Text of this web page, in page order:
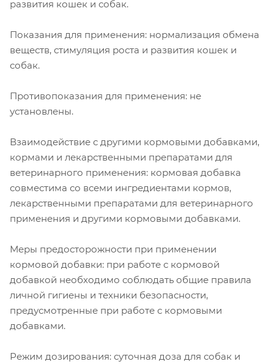
развития кошек и собак.
Показания для применения: нормализация обмена
веществ, стимуляция роста и развития кошек и
собак.
Противопоказания для применения: не
установлены.
Взаимодействие с другими кормовыми добавками,
кормами и лекарственными препаратами для
ветеринарного применения: кормовая добавка
совместима со всеми ингредиентами кормов,
лекарственными препаратами для ветеринарного
применения и другими кормовыми добавками.
Меры предосторожности при применении
кормовой добавки: при работе с кормовой
добавкой необходимо соблюдать общие правила
личной гигиены и техники безопасности,
предусмотренные при работе с кормовыми
добавками.
Режим дозирования: суточная доза для собак и